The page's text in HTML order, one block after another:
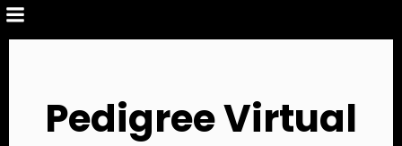
Pedigree Virtual